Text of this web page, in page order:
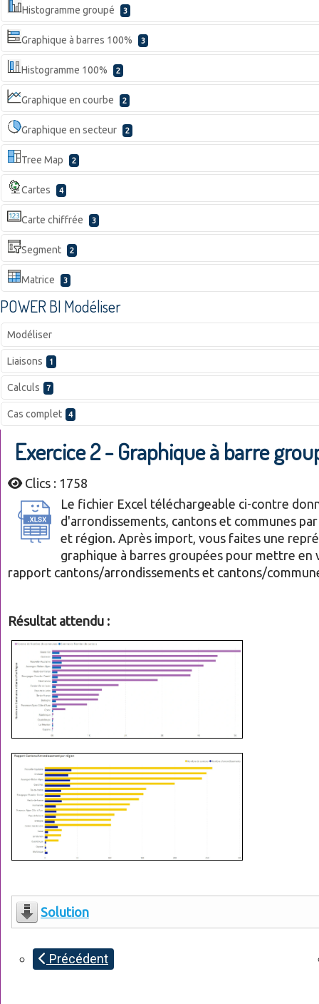
Histogramme groupé 3
Graphique à barres 100% 3
Histogramme 100% 2
Graphique en courbe 2
Graphique en secteur 2
Tree Map 2
Cartes 4
Carte chiffrée 3
Segment 2
Matrice 3
POWER BI Modéliser
Modéliser
Liaisons 1
Calculs 7
Cas complet 4
Exercice 2 - Graphique à barre
Clics : 1758
Le fichier Excel téléchargeable ci-contre
d'arrondissements, cantons et communes
et région. Après import, vous faites une
graphique à barres groupées pour mettre en
rapport cantons/arrondissements et cantons/
Résultat attendu :
Solution
Précédent